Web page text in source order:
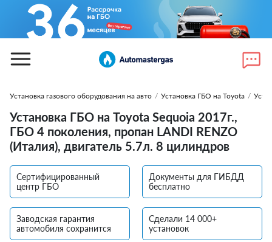
Установка газового оборудования на авто / Установка ГБО на Toyota /
Установка ГБО на Toyota Sequoia 2017г.,
ГБО 4 поколения, пропан LANDI RENZO
(Италия), двигатель 5.7л. 8 цилиндров
Сертифицированный
центр ГБО
Документы для ГИБДД
бесплатно
Заводская гарантия
автомобиля сохранится
Сделали 14 000+
установок